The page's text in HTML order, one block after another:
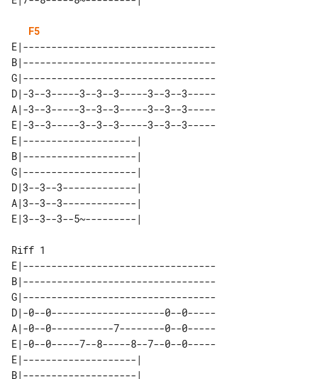
F5
E|----------------------------------
B|----------------------------------
G|----------------------------------
D|-3--3-----3--3--3-----3--3--3-----
A|-3--3-----3--3--3-----3--3--3-----
E|-3--3-----3--3--3-----3--3--3-----
E|--------------------|
B|--------------------|
G|--------------------|
D|3--3--3-------------|
A|3--3--3-------------|
Riff 1
E|----------------------------------
B|----------------------------------
G|----------------------------------
D|-0--0--------------------0--0-----
A|-0--0-----------7--------0--0-----
E|-0--0-----7--8-----8--7--0--0-----
E|--------------------|
B|--------------------|